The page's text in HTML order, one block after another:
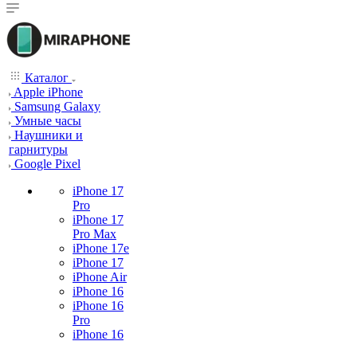
Каталог
Apple iPhone
Samsung Galaxy
Умные часы
Наушники и
гарнитуры
Google Pixel
iPhone 17
Pro
iPhone 17
Pro Max
iPhone 17e
iPhone 17
iPhone Air
iPhone 16
iPhone 16
Pro
iPhone 16